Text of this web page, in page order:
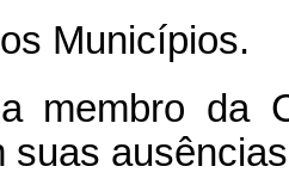
Municípios.
membro da
suas